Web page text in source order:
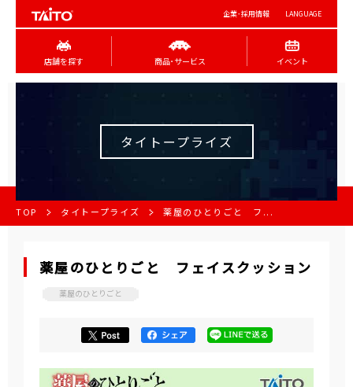
企業･採用情報 LANGUAGE
店舗を探す 商品･サービス イベント
タイトープライズ
TOP タイトープライズ 薬屋のひとりごと フ...
薬屋のひとりごと フェイスクッション
薬屋のひとりごと